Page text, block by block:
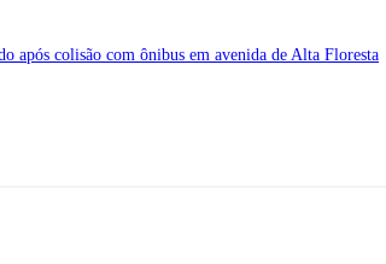
após colisão com ônibus em avenida de Alta Floresta